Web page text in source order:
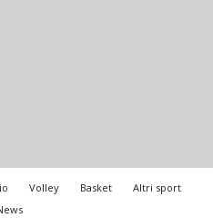
Volley Basket
Altri sport